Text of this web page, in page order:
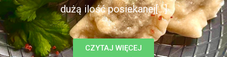
dużą ilość posiekanej[...]
CZYTAJ WIĘCEJ